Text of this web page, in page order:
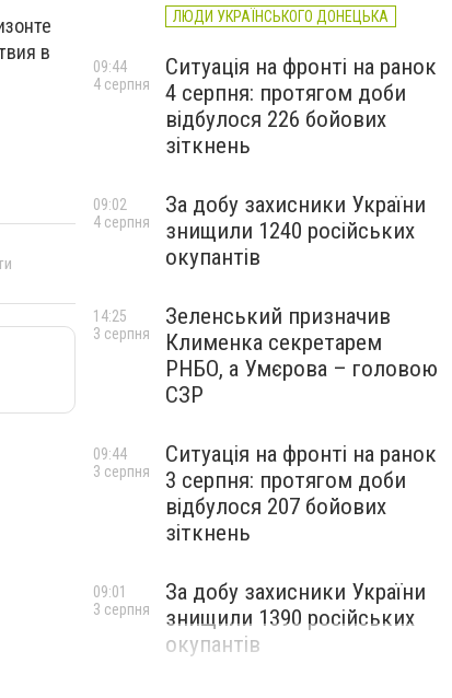
в
ЛЮДИ УКРАЇНСЬКОГО ДОНЕЦЬКА
Ситуація на фронті на ранок
4 серпня: протягом доби
відбулося 226 бойових
зіткнень
09:44
4 серпня
За добу захисники України
знищили 1240 російських
окупантів
09:02
4 серпня
Зеленський призначив
Клименка секретарем
РНБО, а Умєрова – головою
СЗР
14:25
3 серпня
Ситуація на фронті на ранок
3 серпня: протягом доби
відбулося 207 бойових
зіткнень
09:44
3 серпня
За добу захисники України
знищили 1390 російських
окупантів
09:01
3 серпня